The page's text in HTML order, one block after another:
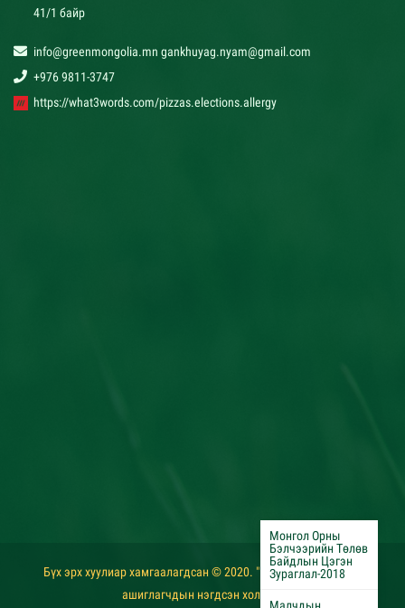
41/1 байр
info@greenmongolia.mn gankhuyag.nyam@gmail.com
+976 9811-3747
https://what3words.com/pizzas.elections.allergy
Монгол Орны
Бэлчээрийн Төлөв
Байдлын Цэгэн
Зураглал-2018
Бүх эрх хуулиар хамгаалагдсан © 2020. "Монголын бэлчээр
ашиглагчдын нэгдсэн холбоо"